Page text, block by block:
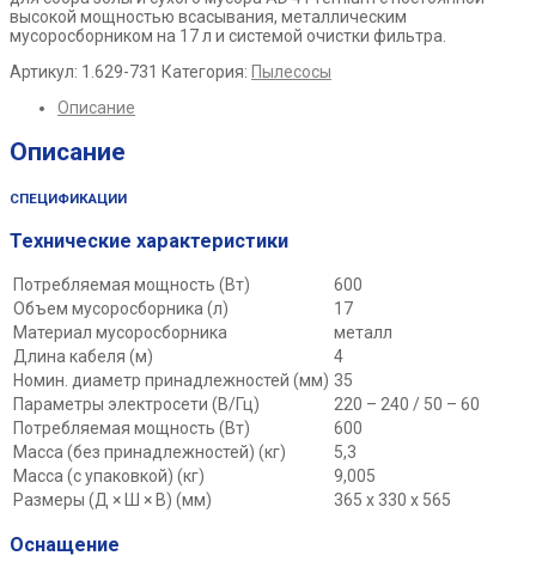
высокой мощностью всасывания, металлическим
мусоросборником на 17 л и системой очистки фильтра.
Артикул: 1.629-731 Категория: Пылесосы
Описание
Описание
СПЕЦИФИКАЦИИ
Технические характеристики
Потребляемая мощность (Вт)
600
Объем мусоросборника (л)
17
Материал мусоросборника
металл
Длина кабеля (м)
4
Номин. диаметр принадлежностей (мм) 35
Параметры электросети (В/Гц)
220 – 240 / 50 – 60
Потребляемая мощность (Вт)
600
Масса (без принадлежностей) (кг)
5,3
Масса (с упаковкой) (кг)
9,005
Размеры (Д × Ш × В) (мм)
365 x 330 x 565
Оснащение